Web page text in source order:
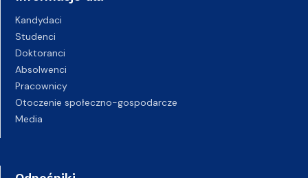
Kandydaci
Studenci
Doktoranci
Absolwenci
Pracownicy
Otoczenie społeczno-gospodarcze
Media